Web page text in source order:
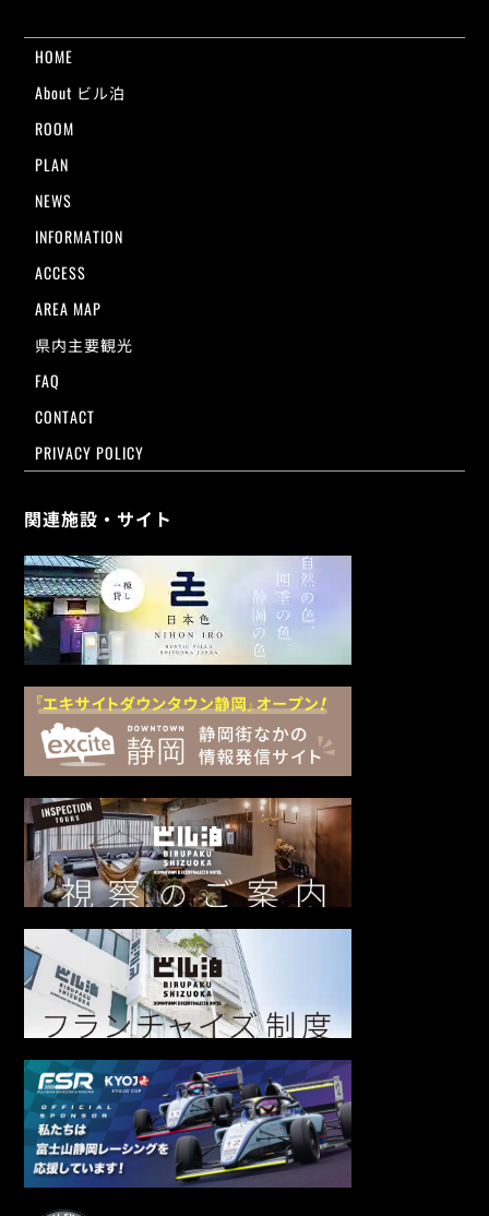
HOME
About ビル泊
ROOM
PLAN
NEWS
INFORMATION
ACCESS
AREA MAP
県内主要観光
FAQ
CONTACT
PRIVACY POLICY
関連施設・サイト